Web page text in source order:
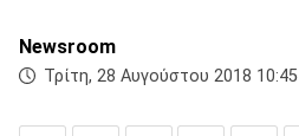
Newsroom
Τρίτη, 28 Αυγούστου 2018 10:45